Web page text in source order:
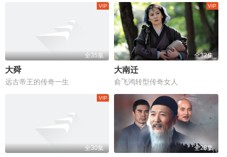
全35集
大舜
远古帝王的传奇一生
全32集
大南迁
俞飞鸿转型传奇女人
全30集 全28集